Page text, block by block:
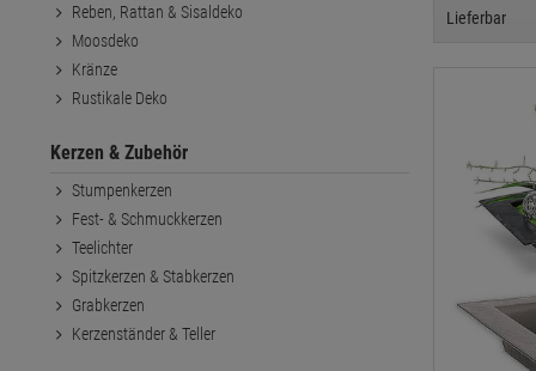
Lieferbar
Reben, Rattan & Sisaldeko
Moosdeko
Kränze
Rustikale Deko
Kerzen & Zubehör
Stumpenkerzen
Fest- & Schmuckkerzen
Teelichter
Spitzkerzen & Stabkerzen
Grabkerzen
Kerzenständer & Teller